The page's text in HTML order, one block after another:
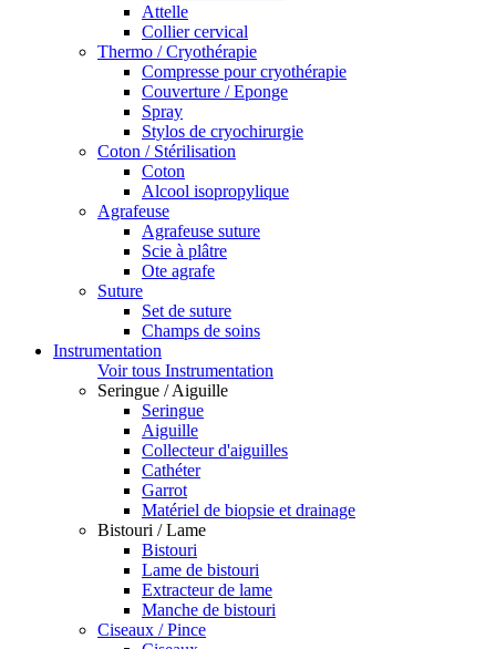
Attelle
Collier cervical
Thermo / Cryothérapie
Compresse pour cryothérapie
Couverture / Eponge
Spray
Stylos de cryochirurgie
Coton / Stérilisation
Coton
Alcool isopropylique
Agrafeuse
Agrafeuse suture
Scie à plâtre
Ote agrafe
Suture
Set de suture
Champs de soins
Instrumentation
Voir tous Instrumentation
Seringue / Aiguille
Seringue
Aiguille
Collecteur d'aiguilles
Cathéter
Garrot
Matériel de biopsie et drainage
Bistouri / Lame
Bistouri
Lame de bistouri
Extracteur de lame
Manche de bistouri
Ciseaux / Pince